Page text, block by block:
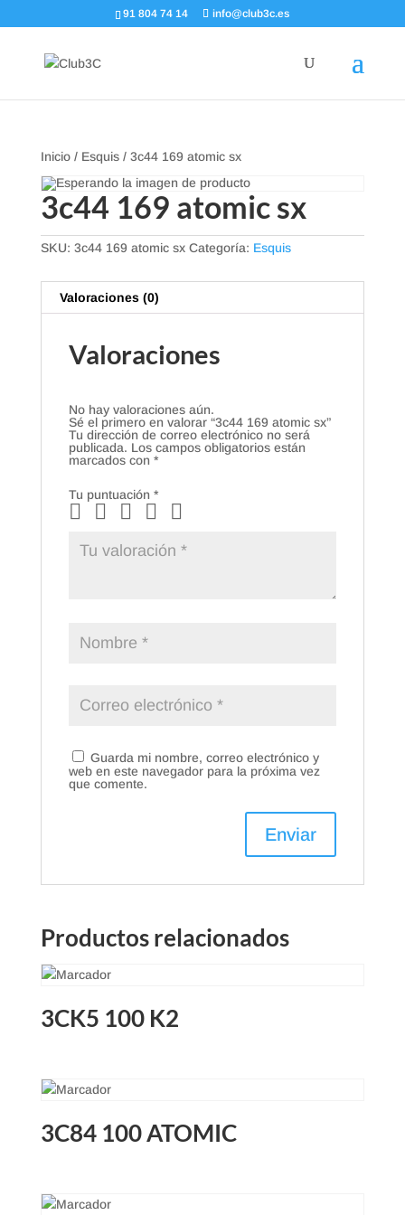
91 804 74 14 info@club3c.es
Inicio/ Esquis/ 3c44 169 atomic sx
3c44 169 atomic sx
SKU: 3c44 169 atomic sx Categoría: Esquis
Valoraciones (0)
Valoraciones
No hay valoraciones aún.
Sé el primero en valorar “3c44 169 atomic sx”
Tu dirección de correo electrónico no será
publicada. Los campos obligatorios están
marcados con *
Tu puntuación *
Guarda mi nombre, correo electrónico y
web en este navegador para la próxima vez
que comente.
Productos relacionados
3CK5 100 K2
3C84 100 ATOMIC